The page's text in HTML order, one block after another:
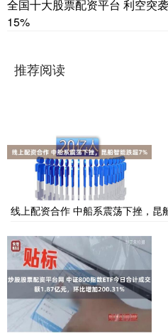
全国十大股票配资平台 利空突
15%
推荐阅读
线上配资合作 中船系震荡下挫，昆